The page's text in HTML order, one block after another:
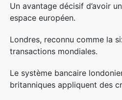
Un avantage décisif d’avoir
espace européen.
Londres, reconnu comme la
transactions mondiales.
Le système bancaire
britanniques appliquent des